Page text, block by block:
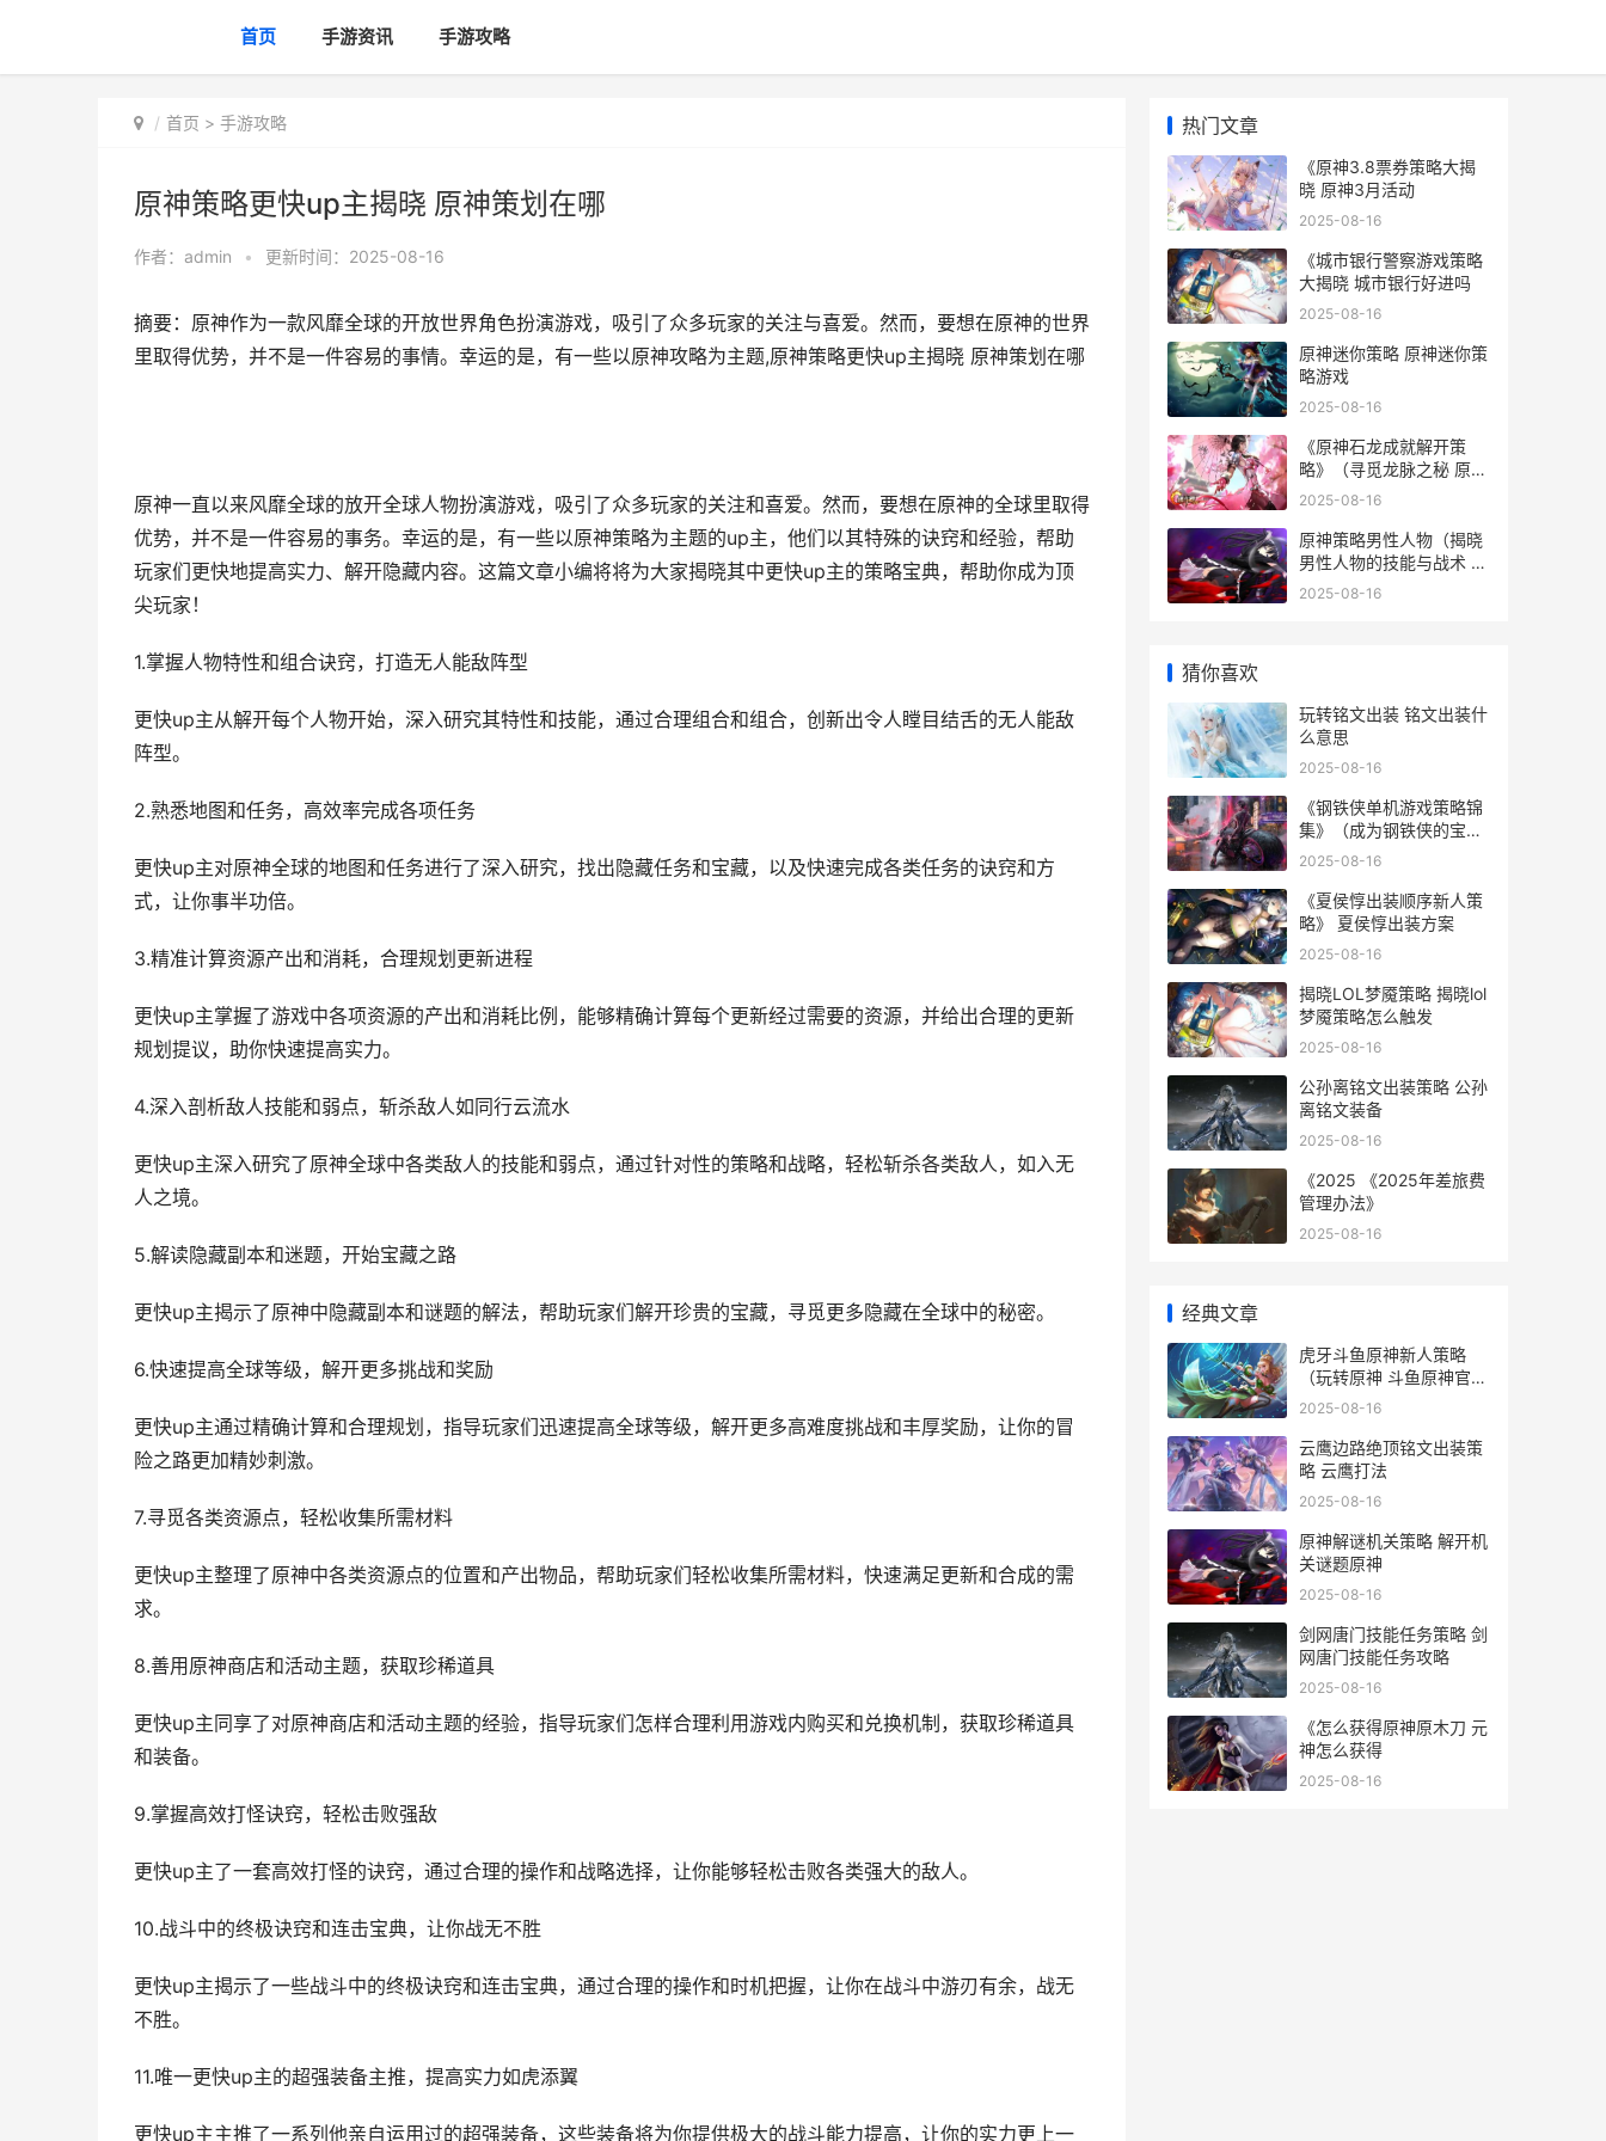
首页 手游资讯 手游攻略
首页 > 手游攻略
原神策略更快up主揭晓 原神策划在哪
作者： admin • 更新时间：2025-08-16
摘要：原神作为一款风靡全球的开放世界角色扮演游戏，吸引了众多玩家的关注与喜爱。然而，要想在原神的世界
里取得优势，并不是一件容易的事情。幸运的是，有一些以原神攻略为主题,原神策略更快up主揭晓 原神策划在哪
原神一直以来风靡全球的放开全球人物扮演游戏，吸引了众多玩家的关注和喜爱。然而，要想在原神的全球里取得
优势，并不是一件容易的事务。幸运的是，有一些以原神策略为主题的up主，他们以其特殊的诀窍和经验，帮助
玩家们更快地提高实力、解开隐藏内容。这篇文章小编将将为大家揭晓其中更快up主的策略宝典，帮助你成为顶
尖玩家！
1.掌握人物特性和组合诀窍，打造无人能敌阵型
更快up主从解开每个人物开始，深入研究其特性和技能，通过合理组合和组合，创新出令人瞠目结舌的无人能敌
阵型。
2.熟悉地图和任务，高效率完成各项任务
更快up主对原神全球的地图和任务进行了深入研究，找出隐藏任务和宝藏，以及快速完成各类任务的诀窍和方
式，让你事半功倍。
3.精准计算资源产出和消耗，合理规划更新进程
更快up主掌握了游戏中各项资源的产出和消耗比例，能够精确计算每个更新经过需要的资源，并给出合理的更新
规划提议，助你快速提高实力。
4.深入剖析敌人技能和弱点，斩杀敌人如同行云流水
更快up主深入研究了原神全球中各类敌人的技能和弱点，通过针对性的策略和战略，轻松斩杀各类敌人，如入无
人之境。
5.解读隐藏副本和迷题，开始宝藏之路
更快up主揭示了原神中隐藏副本和谜题的解法，帮助玩家们解开珍贵的宝藏，寻觅更多隐藏在全球中的秘密。
6.快速提高全球等级，解开更多挑战和奖励
更快up主通过精确计算和合理规划，指导玩家们迅速提高全球等级，解开更多高难度挑战和丰厚奖励，让你的冒
险之路更加精妙刺激。
7.寻觅各类资源点，轻松收集所需材料
更快up主整理了原神中各类资源点的位置和产出物品，帮助玩家们轻松收集所需材料，快速满足更新和合成的需
求。
8.善用原神商店和活动主题，获取珍稀道具
更快up主同享了对原神商店和活动主题的经验，指导玩家们怎样合理利用游戏内购买和兑换机制，获取珍稀道具
和装备。
9.掌握高效打怪诀窍，轻松击败强敌
更快up主了一套高效打怪的诀窍，通过合理的操作和战略选择，让你能够轻松击败各类强大的敌人。
10.战斗中的终极诀窍和连击宝典，让你战无不胜
更快up主揭示了一些战斗中的终极诀窍和连击宝典，通过合理的操作和时机把握，让你在战斗中游刃有余，战无
不胜。
11.唯一更快up主的超强装备主推，提高实力如虎添翼
更快up主主推了一系列他亲自运用过的超强装备，这些装备将为你提供极大的战斗能力提高，让你的实力更上一
热门文章
《原神3.8票券策略大揭
晓 原神3月活动
2025-08-16
《城市银行警察游戏策略
大揭晓 城市银行好进吗
2025-08-16
原神迷你策略 原神迷你策
略游戏
2025-08-16
《原神石龙成就解开策
略》（寻觅龙脉之秘 原神
五个石龙
2025-08-16
原神策略男性人物（揭晓
男性人物的技能与战术 原
神男性玩家多还是女性玩
2025-08-16
猜你喜欢
玩转铭文出装 铭文出装什
么意思
2025-08-16
《钢铁侠单机游戏策略锦
集》（成为钢铁侠的宝典
钢铁侠单机版
2025-08-16
《夏侯惇出装顺序新人策
略》 夏侯惇出装方案
2025-08-16
揭晓LOL梦魇策略 揭晓lol
梦魇策略怎么触发
2025-08-16
公孙离铭文出装策略 公孙
离铭文装备
2025-08-16
《2025 《2025年差旅费
管理办法》
2025-08-16
经典文章
虎牙斗鱼原神新人策略
（玩转原神 斗鱼原神官方
直播间
2025-08-16
云鹰边路绝顶铭文出装策
略 云鹰打法
2025-08-16
原神解谜机关策略 解开机
关谜题原神
2025-08-16
剑网唐门技能任务策略 剑
网唐门技能任务攻略
2025-08-16
《怎么获得原神原木刀 元
神怎么获得
2025-08-16